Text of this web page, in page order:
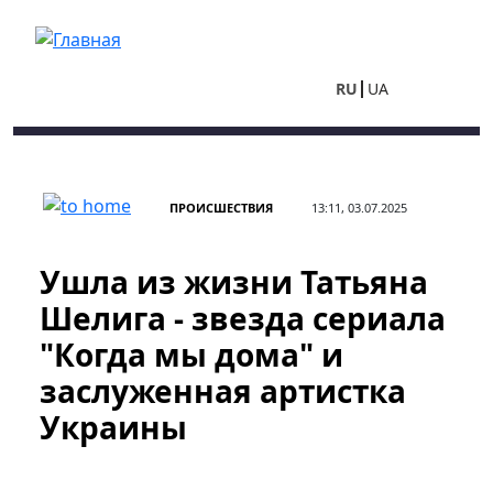
RU UA
ПРОИСШЕСТВИЯ 13:11, 03.07.2025
Ушла из жизни Татьяна
Шелига - звезда сериала
"Когда мы дома" и
заслуженная артистка
Украины